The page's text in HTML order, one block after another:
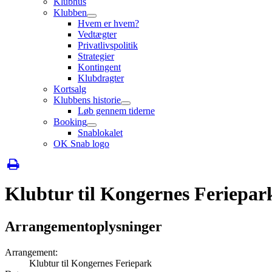
Klubben
Hvem er hvem?
Vedtægter
Privatlivspolitik
Strategier
Kontingent
Klubdragter
Kortsalg
Klubbens historie
Løb gennem tiderne
Booking
Snablokalet
OK Snab logo
Klubtur til Kongernes
Arrangementoplysninger
Arrangement:
Klubtur til Kongernes Feriepark